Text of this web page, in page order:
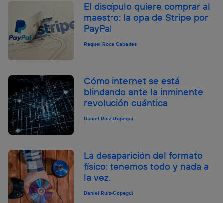
El discípulo quiere comprar al
maestro: la opa de Stripe por
PayPal
Raquel Roca Cabades
Cómo internet se está
blindando ante la inminente
revolución cuántica
Daniel Ruiz-Gopegui
La desaparición del formato
físico: tenemos todo y nada a
la vez.
Daniel Ruiz-Gopegui